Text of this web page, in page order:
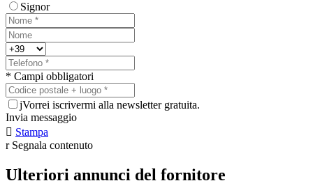
Signor
* Campi obbligatori
jVorrei iscrivermi alla newsletter gratuita.
Invia messaggio
 Stampa
r Segnala contenuto
Ulteriori annunci del fornitore